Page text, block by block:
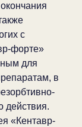
с
форте»
для
в
действия.
«Кентавр-